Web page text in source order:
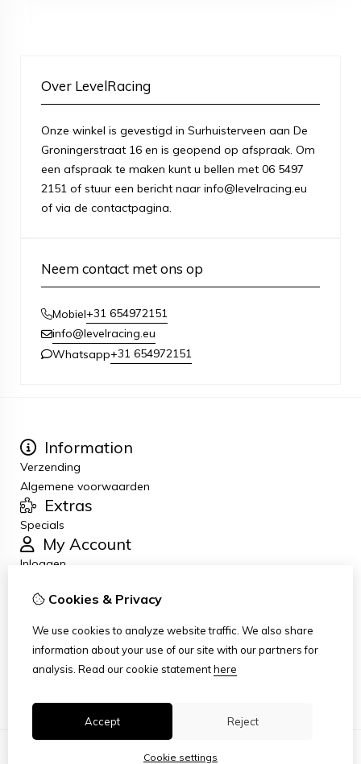
Over LevelRacing
Onze winkel is gevestigd in Surhuisterveen aan De
Groningerstraat 16 en is geopend op afspraak. Om
een afspraak te maken kunt u bellen met 06 5497
2151 of stuur een bericht naar info@levelracing.eu
of via de contactpagina.
Neem contact met ons op
Mobiel+31 654972151
info@levelracing.eu
Whatsapp+31 654972151
Information
Verzending
Algemene voorwaarden
Extras
Specials
My Account
Inloggen
Newsletter
Customer Service
Site Map
Cookies & Privacy
We use cookies to analyze website traffic. We also share
information about your use of our site with our partners for
analysis. Read our cookie statementhere
Accept Reject
Cookie settings